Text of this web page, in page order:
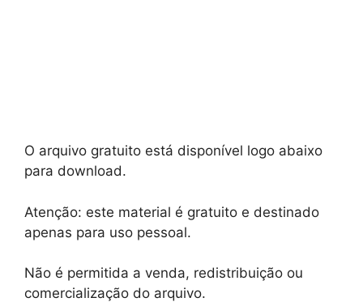
O arquivo gratuito está disponível logo abaixo
para download.
Atenção: este material é gratuito e destinado
apenas para uso pessoal.
Não é permitida a venda, redistribuição ou
comercialização do arquivo.